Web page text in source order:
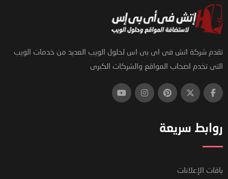
تقدم شركة اتش فى اى بى اس لحلول الويب العديد من خدمات الويب
التى تخدم اصحاب المواقع والشركات الكبرى
روابط سريعة
باقات الإعلانات